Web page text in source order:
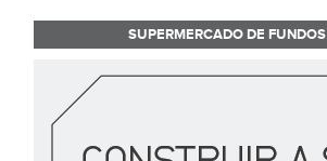
SUPERMERCADO DE FUNDOS